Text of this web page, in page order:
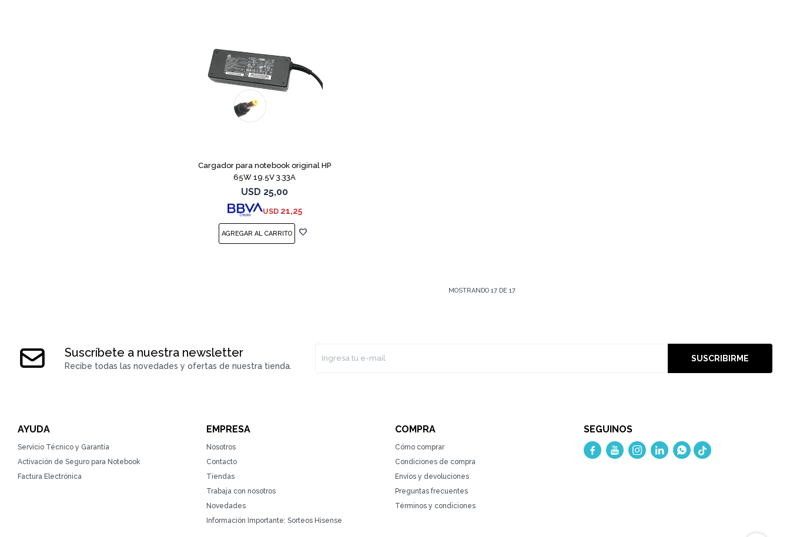
Cargador para notebook original HP
65W 19.5V 3.33A
USD 25,00
USD 21,25
MOSTRANDO17 DE17
Suscríbete a nuestra newsletter
Recibe todas las novedades y ofertas de nuestra tienda.
SUSCRIBIRME
AYUDA
Servicio Técnico y Garantía
Activación de Seguro para Notebook
Factura Electrónica
EMPRESA
Nosotros
Contacto
Tiendas
Trabaja con nosotros
Novedades
Información Importante: Sorteos Hisense
COMPRA
Cómo comprar
Condiciones de compra
Envíos y devoluciones
Preguntas frecuentes
Términos y condiciones
SEGUINOS
    